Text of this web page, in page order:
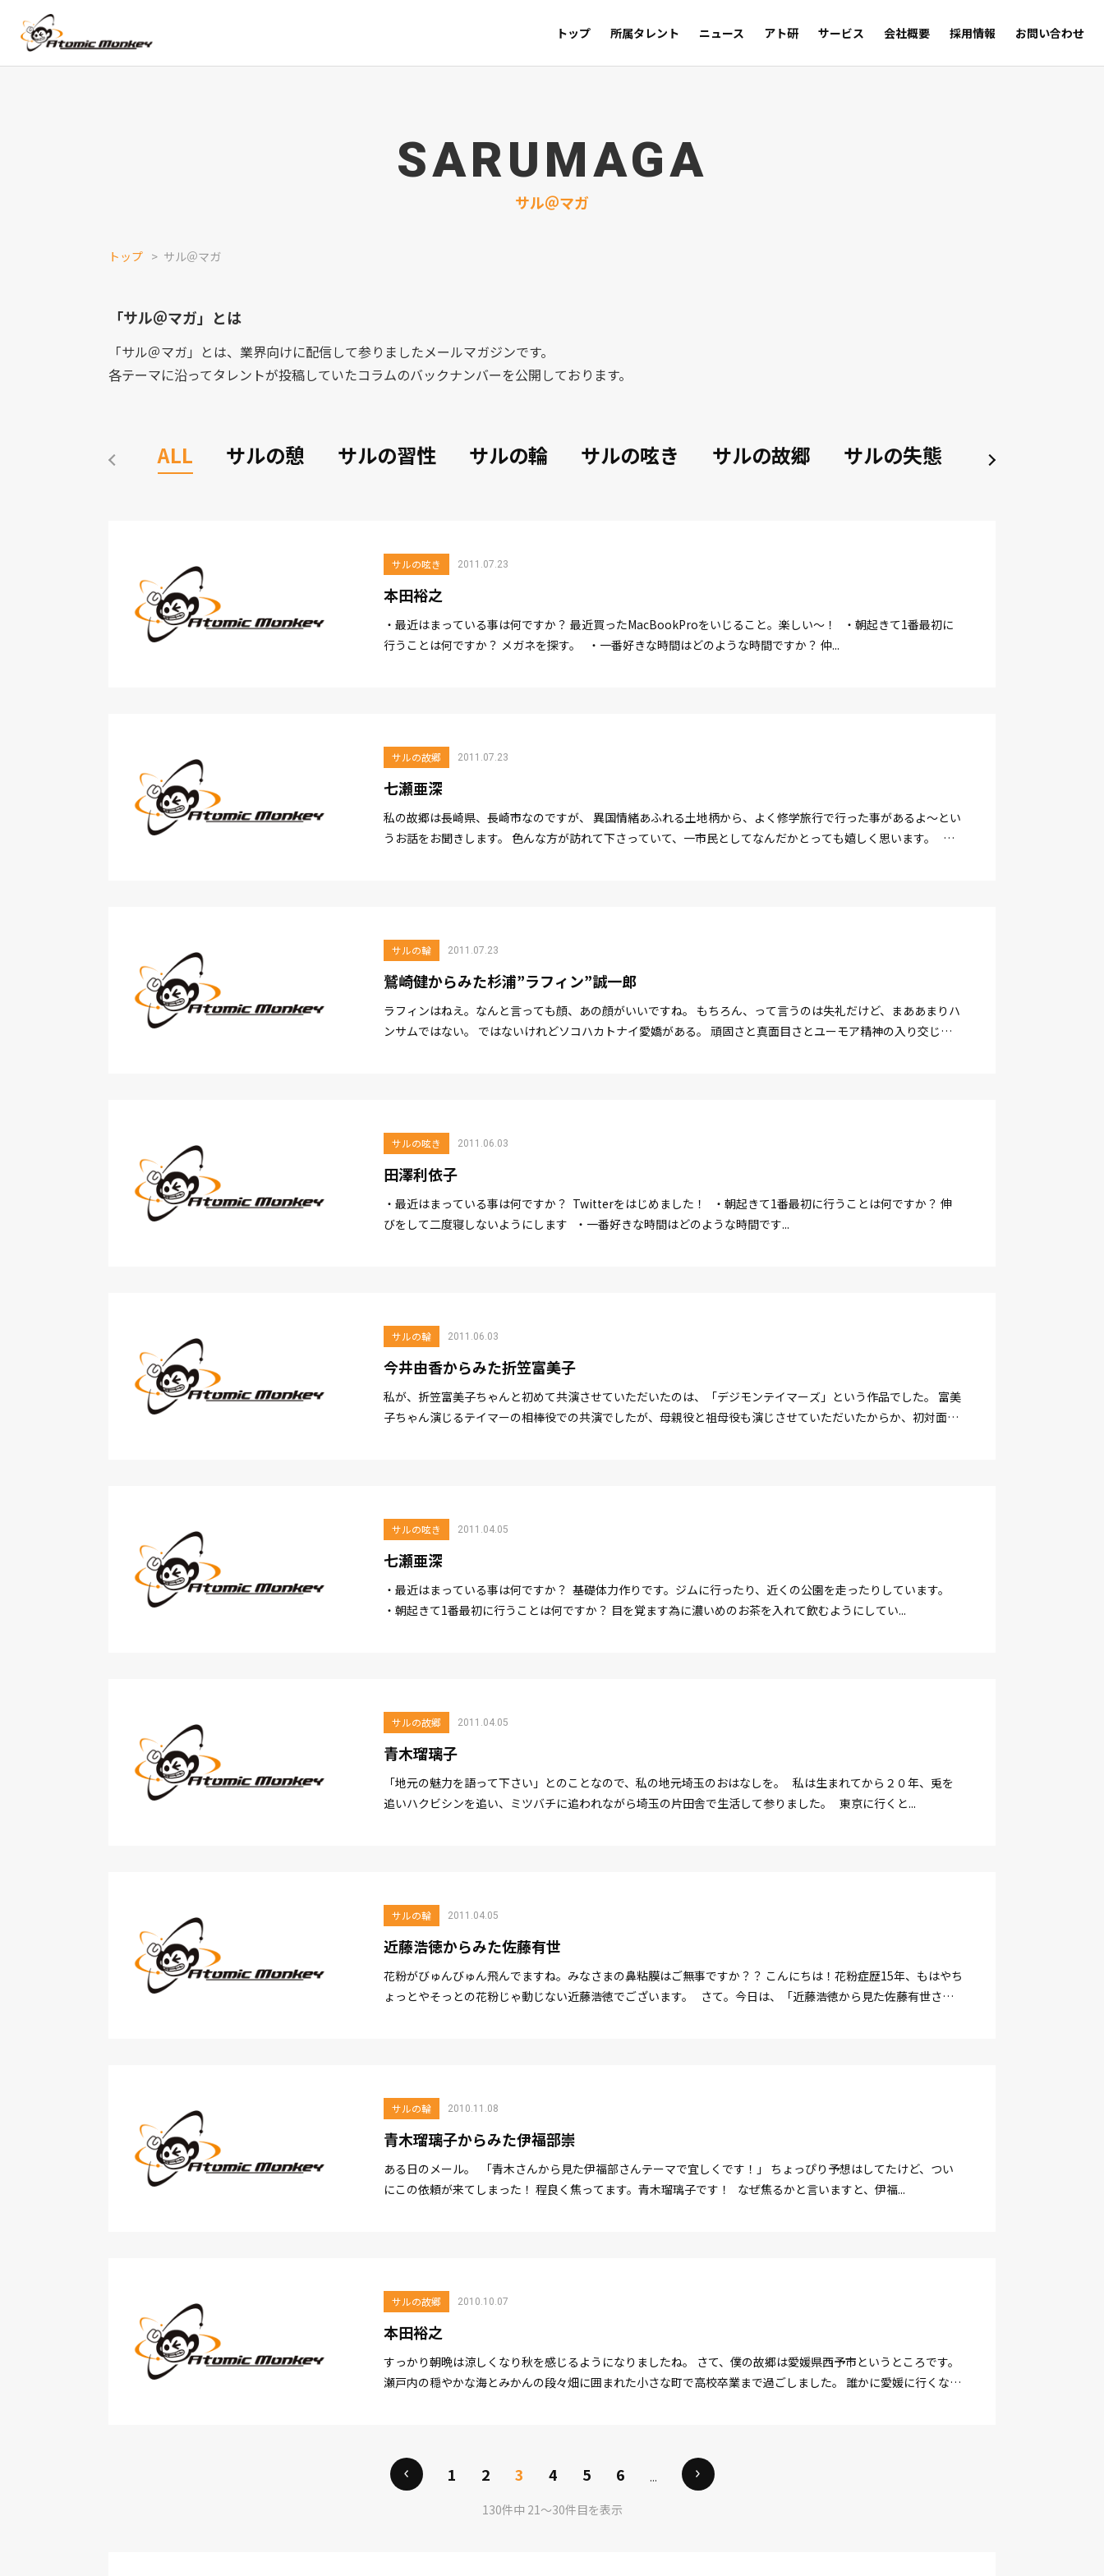
トップ 所属タレント ニュース アト研 サービス 会社概要 採用情報 お問い合わせ
SARUMAGA
サル＠マガ
トップ サル＠マガ
「サル＠マガ」とは
「サル＠マガ」とは、業界向けに配信して参りましたメールマガジンです。
各テーマに沿ってタレントが投稿していたコラムのバックナンバーを公開しております。
ALL サルの憩 サルの習性 サルの輪 サルの呟き サルの故郷 サルの失態 サルの陶酔
サルの呟き 2011.07.23
本田裕之
・最近はまっている事は何ですか？ 最近買ったMacBookProをいじること。楽しい～！ ・朝起きて1番最初に
行うことは何ですか？ メガネを探す。 ・一番好きな時間はどのような時間ですか？ 仲...
サルの故郷 2011.07.23
七瀬亜深
私の故郷は長崎県、長崎市なのですが、 異国情緒あふれる土地柄から、よく修学旅行で行った事があるよ〜とい
うお話をお聞きします。 色んな方が訪れて下さっていて、一市民としてなんだかとっても嬉しく思います。 ハ
サルの輪 2011.07.23
鷲崎健からみた杉浦”ラフィン”誠一郎
ラフィンはねえ。なんと言っても顔、あの顔がいいですね。 もちろん、って言うのは失礼だけど、まああまりハ
ンサムではない。 ではないけれどソコハカトナイ愛嬌がある。 頑固さと真面目さとユーモア精神の入り交じっ
サルの呟き 2011.06.03
田澤利依子
・最近はまっている事は何ですか？ Twitterをはじめました！ ・朝起きて1番最初に行うことは何ですか？ 伸
びをして二度寝しないようにします ・一番好きな時間はどのような時間です...
サルの輪 2011.06.03
今井由香からみた折笠富美子
私が、折笠富美子ちゃんと初めて共演させていただいたのは、「デジモンテイマーズ」という作品でした。 富美
子ちゃん演じるテイマーの相棒役での共演でしたが、母親役と祖母役も演じさせていただいたからか、初対面だ
サルの呟き 2011.04.05
七瀬亜深
・最近はまっている事は何ですか？ 基礎体力作りです。ジムに行ったり、近くの公園を走ったりしています。
・朝起きて1番最初に行うことは何ですか？ 目を覚ます為に濃いめのお茶を入れて飲むようにしてい...
サルの故郷 2011.04.05
青木瑠璃子
「地元の魅力を語って下さい」とのことなので、私の地元埼玉のおはなしを。 私は生まれてから２０年、兎を
追いハクビシンを追い、ミツバチに追われながら埼玉の片田舎で生活して参りました。 東京に行くと...
サルの輪 2011.04.05
近藤浩徳からみた佐藤有世
花粉がびゅんびゅん飛んでますね。みなさまの鼻粘膜はご無事ですか？？ こんにちは！花粉症歴15年、もはやち
ょっとやそっとの花粉じゃ動じない近藤浩徳でございます。 さて。今日は、「近藤浩徳から見た佐藤有世さ
サルの輪 2010.11.08
青木瑠璃子からみた伊福部崇
ある日のメール。 「青木さんから見た伊福部さんテーマで宜しくです！」 ちょっぴり予想はしてたけど、つい
にこの依頼が来てしまった！ 程良く焦ってます。青木瑠璃子です！ なぜ焦るかと言いますと、伊福...
サルの故郷 2010.10.07
本田裕之
すっかり朝晩は涼しくなり秋を感じるようになりましたね。 さて、僕の故郷は愛媛県西予市というところです。
瀬戸内の穏やかな海とみかんの段々畑に囲まれた小さな町で高校卒業まで過ごしました。 誰かに愛媛に行くなら
1 2 3 4 5 6
...
130件中 21〜30件目を表示